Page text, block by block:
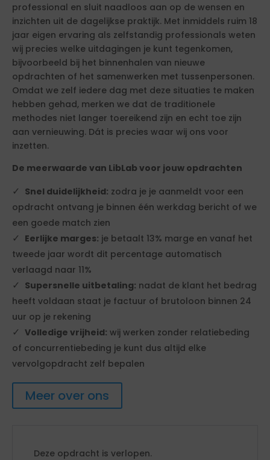
professional en sluit naadloos aan op de wensen en
inzichten uit de dagelijkse praktijk. Met inmiddels ruim 18
jaar eigen ervaring als zelfstandig professionals weten
wij precies welke uitdagingen je kunt tegenkomen,
bijvoorbeeld bij het binnenhalen van nieuwe
opdrachten of het samenwerken met tussenpersonen.
Omdat we zelf iedere dag met deze situaties te maken
hebben gehad, merken we dat de traditionele
methodes niet langer toereikend zijn en echt toe zijn
aan vernieuwing. Dát is precies waar wij ons voor
inzetten.
De meerwaarde van LibLab voor jouw opdrachten
Snel duidelijkheid: zodra je je aanmeldt voor een
opdracht ontvang je binnen één werkdag bericht of we
een goede match zien
Eerlijke marges: je betaalt 13% marge en vanaf het
tweede jaar wordt dit percentage automatisch
verlaagd naar 11%
Supersnelle uitbetaling: nadat de klant het bedrag
heeft voldaan staat je factuur of brutoloon binnen 24
uur op je rekening
Volledige vrijheid: wij werken zonder relatiebeding
of concurrentiebeding je kunt dus altijd elke
vervolgopdracht zelf bepalen
Meer over ons
Deze opdracht is verlopen.